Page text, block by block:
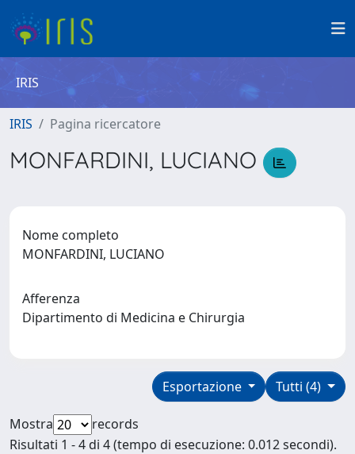
IRIS
IRIS Pagina ricercatore
MONFARDINI, LUCIANO
Nome completo
MONFARDINI, LUCIANO
Afferenza
Dipartimento di Medicina e Chirurgia
Tutti (4)
Esportazione
Mostra
records
Risultati 1 - 4 di 4 (tempo di esecuzione: 0.012 secondi).